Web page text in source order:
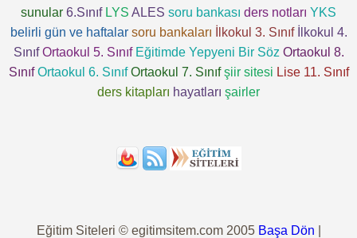
sunular 6.Sınıf LYS ALES soru bankası ders notları YKS
belirli gün ve haftalar soru bankaları İlkokul 3. Sınıf
İlkokul 4.
Sınıf Ortaokul 5. Sınıf Eğitimde Yepyeni Bir Söz Ortaokul 8.
Sınıf Ortaokul 6. Sınıf Ortaokul 7. Sınıf şiir sitesi Lise 11. Sınıf
ders kitapları hayatları şairler
Eğitim Siteleri © egitimsitem.com 2005 Başa Dön